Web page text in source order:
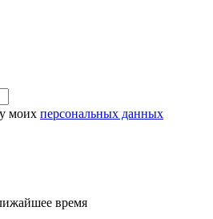
моих персональных данных
время